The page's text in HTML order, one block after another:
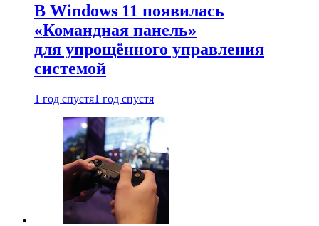
В Windows 11 появилась
«Командная панель»
для упрощённого управления
системой
1 год спустя1 год спустя